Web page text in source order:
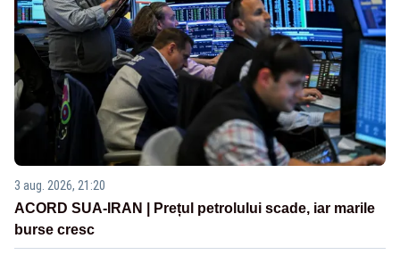
3 aug. 2026, 21:20
ACORD SUA-IRAN | Prețul petrolului scade, iar marile
burse cresc